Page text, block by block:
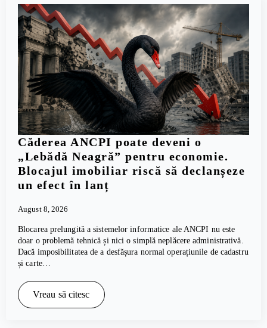
Căderea ANCPI poate deveni o
„Lebădă Neagră” pentru economie.
Blocajul imobiliar riscă să declanșeze
un efect în lanț
August 8, 2026
Blocarea prelungită a sistemelor informatice ale ANCPI nu este
doar o problemă tehnică și nici o simplă neplăcere administrativă.
Dacă imposibilitatea de a desfășura normal operațiunile de cadastru
și carte…
Vreau să citesc